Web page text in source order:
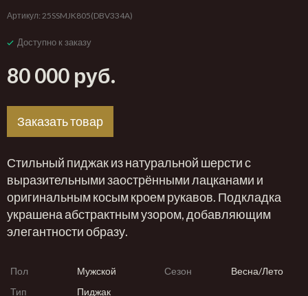
Артикул: 25SSMJK805(DBV334A)
Доступно к заказу
80 000 руб.
Заказать товар
Стильный пиджак из натуральной шерсти с
выразительными заострёнными лацканами и
оригинальным косым кроем рукавов. Подкладка
украшена абстрактным узором, добавляющим
элегантности образу.
Пол Мужской Сезон
Весна/Лето
Тип
Пиджак